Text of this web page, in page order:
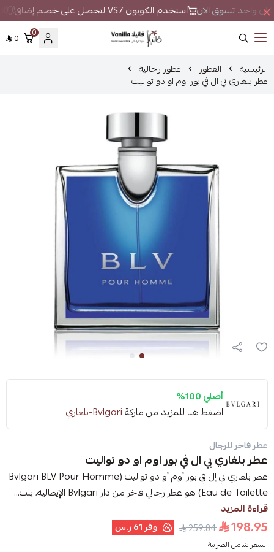
واحد تسوق الان استخدم الكوبون VS7 لتحصل على خصم إضافي
فانيلا
0
0
الرئيسية العطور عطور رجالية
عطر بلغاري بي ال في بور اوم او دو تواليت
أصلي 100%
اضغط هنا للمزيد من ماركةBvlgari-بلغاري
عطر فاخر للرجال
عطر بلغاري بي ال في بور اوم او دو تواليت
عطر بلغاري بي إل في بور أوم أو دو تواليت (Bvlgari BLV Pour Homme
Eau de Toilette) هو عطر رجالي فاخر من دار Bvlgari الإيطالية، ينت...
قراءة المزيد
198.95
259.84 وفر61 ر.س
السعر شامل الضريبة